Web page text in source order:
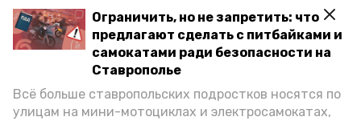
Ограничить, но не запретить: что
предлагают сделать с питбайками и
самокатами ради безопасности на
Ставрополье
Всё больше ставропольских подростков носятся по
улицам на мини-мотоциклах и электросамокатах,